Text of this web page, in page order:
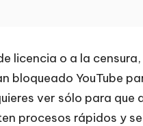
licencia o a la
bloqueado YouTube
ver sólo para
procesos rápidos y